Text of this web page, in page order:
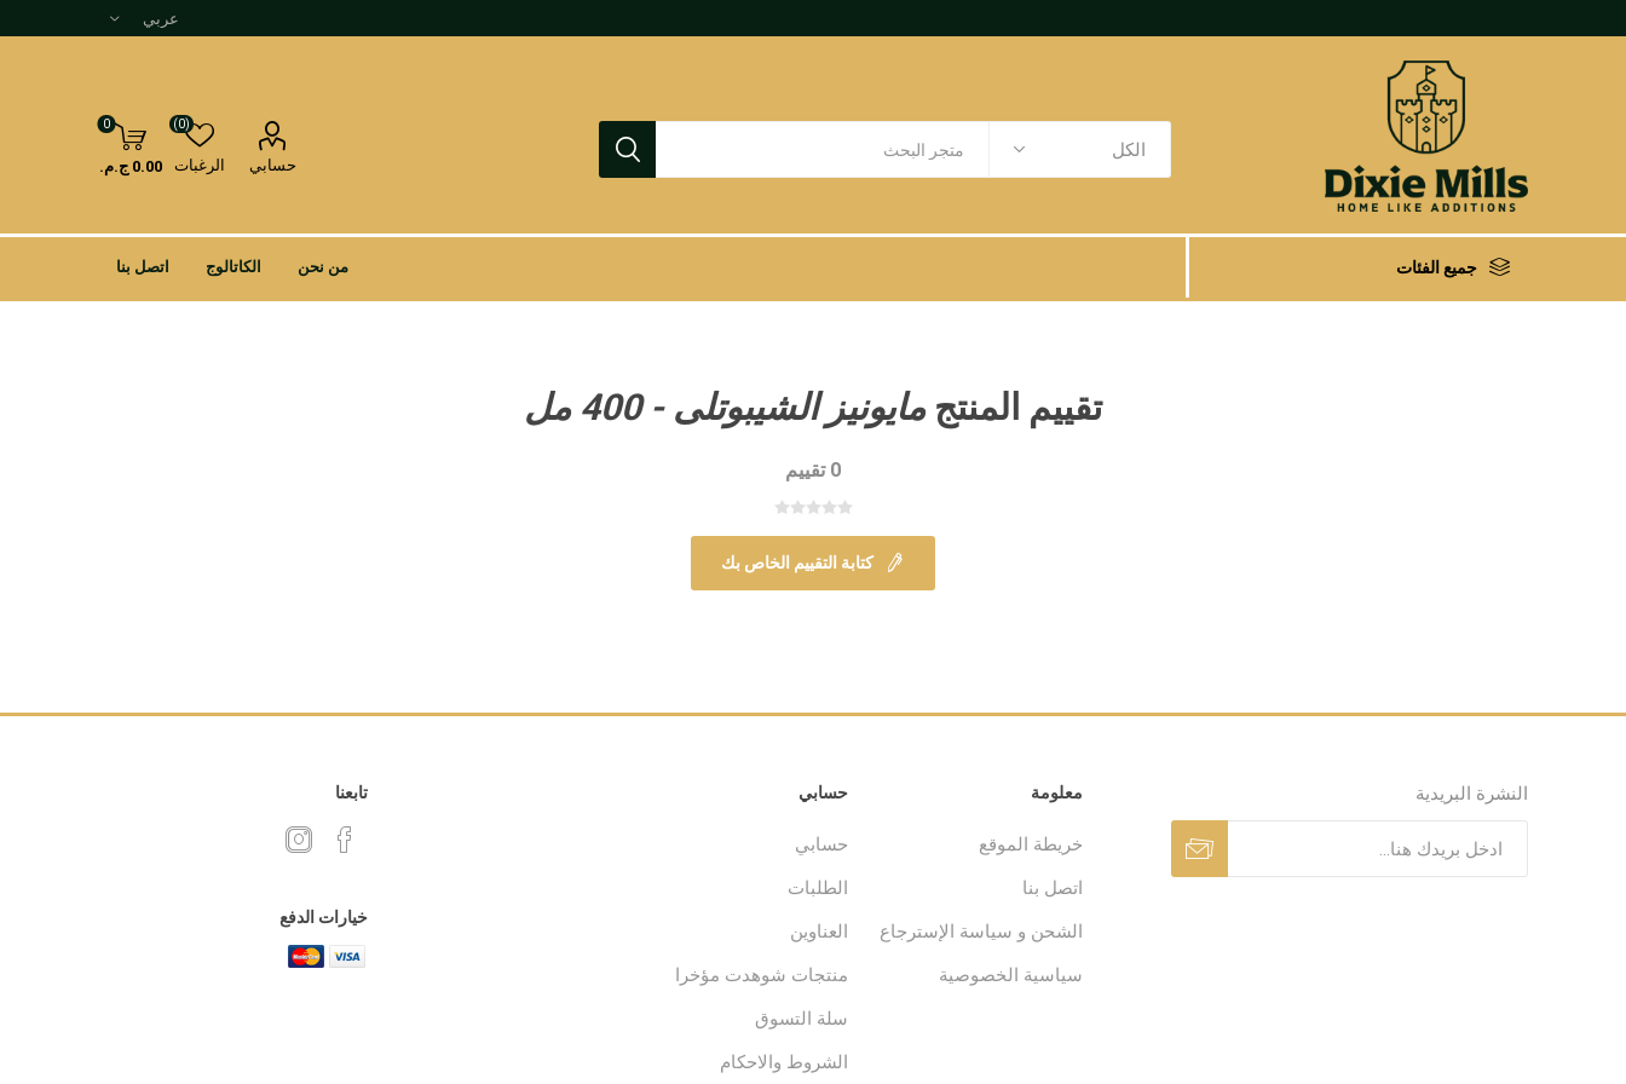
حسابي الرغبات
(0)
0
0.00 ج.م.
جميع الفئات من نحن الكاتالوج اتصل بنا
تقييم المنتجمايونيز الشيبوتلى - 400 مل
0 تقييم
كتابة التقييم الخاص بك
النشرة البريدية معلومة
خريطة الموقع
اتصل بنا
الشحن و سياسة الإسترجاع
سياسية الخصوصية
حسابي
حسابي
الطلبات
العناوين
منتجات شوهدت مؤخرا
سلة التسوق
الشروط والاحكام
تابعنا
خيارات الدفع